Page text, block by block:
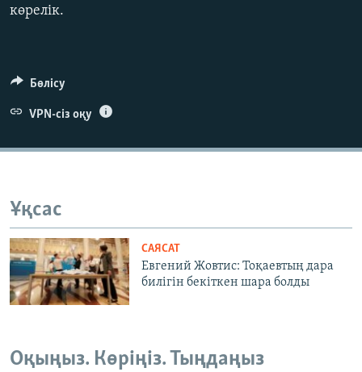
көрелік.
Бөлісу
VPN-сіз оқу
Ұқсас
САЯСАТ
Евгений Жовтис: Тоқаевтың дара
билігін бекіткен шара болды
Оқыңыз. Көріңіз. Тыңдаңыз